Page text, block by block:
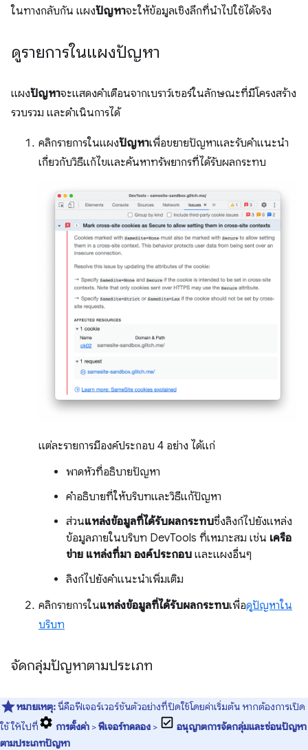
ในทางกลับกัน แผงปัญหาจะให้ข้อมูลเชิงลึกที่นำไปใช้ได้จริง
ดูรายการในแผงปัญหา
แผงปัญหาจะแสดงคำเตือนจากเบราว์เซอร์ในลักษณะที่มีโครงสร้าง
รวบรวม และดำเนินการได้
คลิกรายการในแผงปัญหาเพื่อขยายปัญหาและรับคำแนะนำ
เกี่ยวกับวิธีแก้ไขและค้นหาทรัพยากรที่ได้รับผลกระทบ
แต่ละรายการมีองค์ประกอบ 4 อย่าง ได้แก่
พาดหัวที่อธิบายปัญหา
คำอธิบายที่ให้บริบทและวิธีแก้ปัญหา
ส่วนแหล่งข้อมูลที่ได้รับผลกระทบซึ่งลิงก์ไปยังแหล่ง
ข้อมูลภายในบริบท DevTools ที่เหมาะสม เช่น เครือ
ข่าย แหล่งที่มา องค์ประกอบ และแผงอื่นๆ
ลิงก์ไปยังคำแนะนำเพิ่มเติม
คลิกรายการในแหล่งข้อมูลที่ได้รับผลกระทบเพื่อดูปัญหาใน
บริบท
จัดกลุ่มปัญหาตามประเภท
หมายเหตุ:นี่คือฟีเจอร์เวอร์ชันตัวอย่างที่ปิดใช้โดยค่าเริ่มต้น หากต้องการเปิด
ใช้ ให้ไปที่
การตั้งค่า >ฟีเจอร์ทดลอง >
อนุญาตการจัดกลุ่มและซ่อนปัญหา
ตามประเภทปัญหา